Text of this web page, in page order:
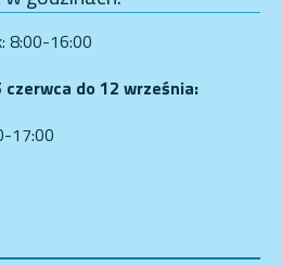
8:00-16:00
do 12 września:
17:00